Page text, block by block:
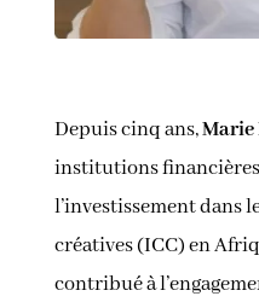
Depuis cinq ans,Marie
institutions
l’investissement dans
créatives (ICC) en
contribué à